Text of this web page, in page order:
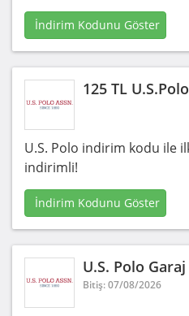
İndirim Kodunu Göster
125 TL
U.S. Polo indirim kodu ile
indirimli!
İndirim Kodunu Göster
U.S. Polo
Bitiş: 07/08/2026